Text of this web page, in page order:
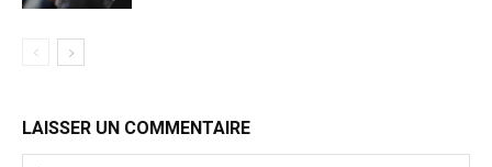
LAISSER UN COMMENTAIRE